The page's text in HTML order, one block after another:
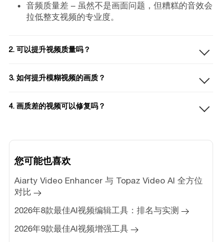
音频质量差 – 虽然不是画面问题，但糟糕的音效会
拉低整支视频的专业度。
2. 可以提升视频质量吗？
3. 如何提升模糊视频的画质？
4. 画质差的视频可以修复吗？
您可能也喜欢
Aiarty Video Enhancer 与 Topaz Video AI 全方位
对比
2026年8款最佳AI视频编辑工具：排名与实测
2026年9款最佳AI视频增强工具